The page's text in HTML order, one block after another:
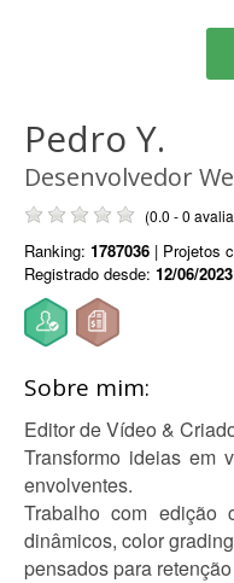
Pedro Y.
Desenvolvedor
(0.0 - 0
Ranking: 1787036 | Projetos
Registrado desde: 12/06/2023
Sobre mim:
Editor de Vídeo &
Transformo ideias em
envolventes.
Trabalho com edição
dinâmicos, color
pensados para